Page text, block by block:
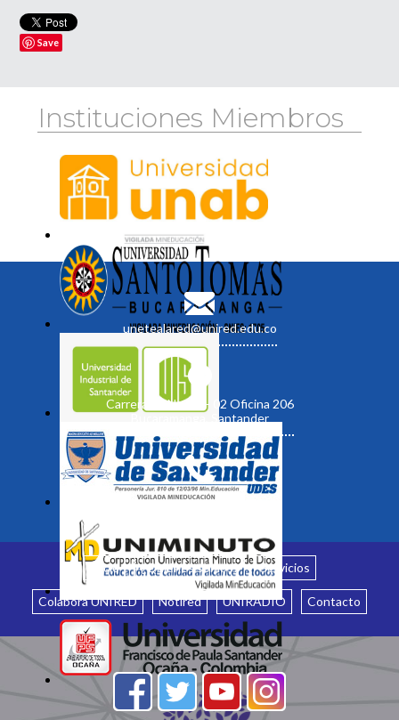
Save
Instituciones Miembros
unetealared@unired.edu.co
Carrera 19 No. 35 - 02 Oficina 206
Bucaramanga, Santander
Inicio ¿Quiénes somos? Servicios
Colabora UNIRED Notired UNIRADIO Contacto